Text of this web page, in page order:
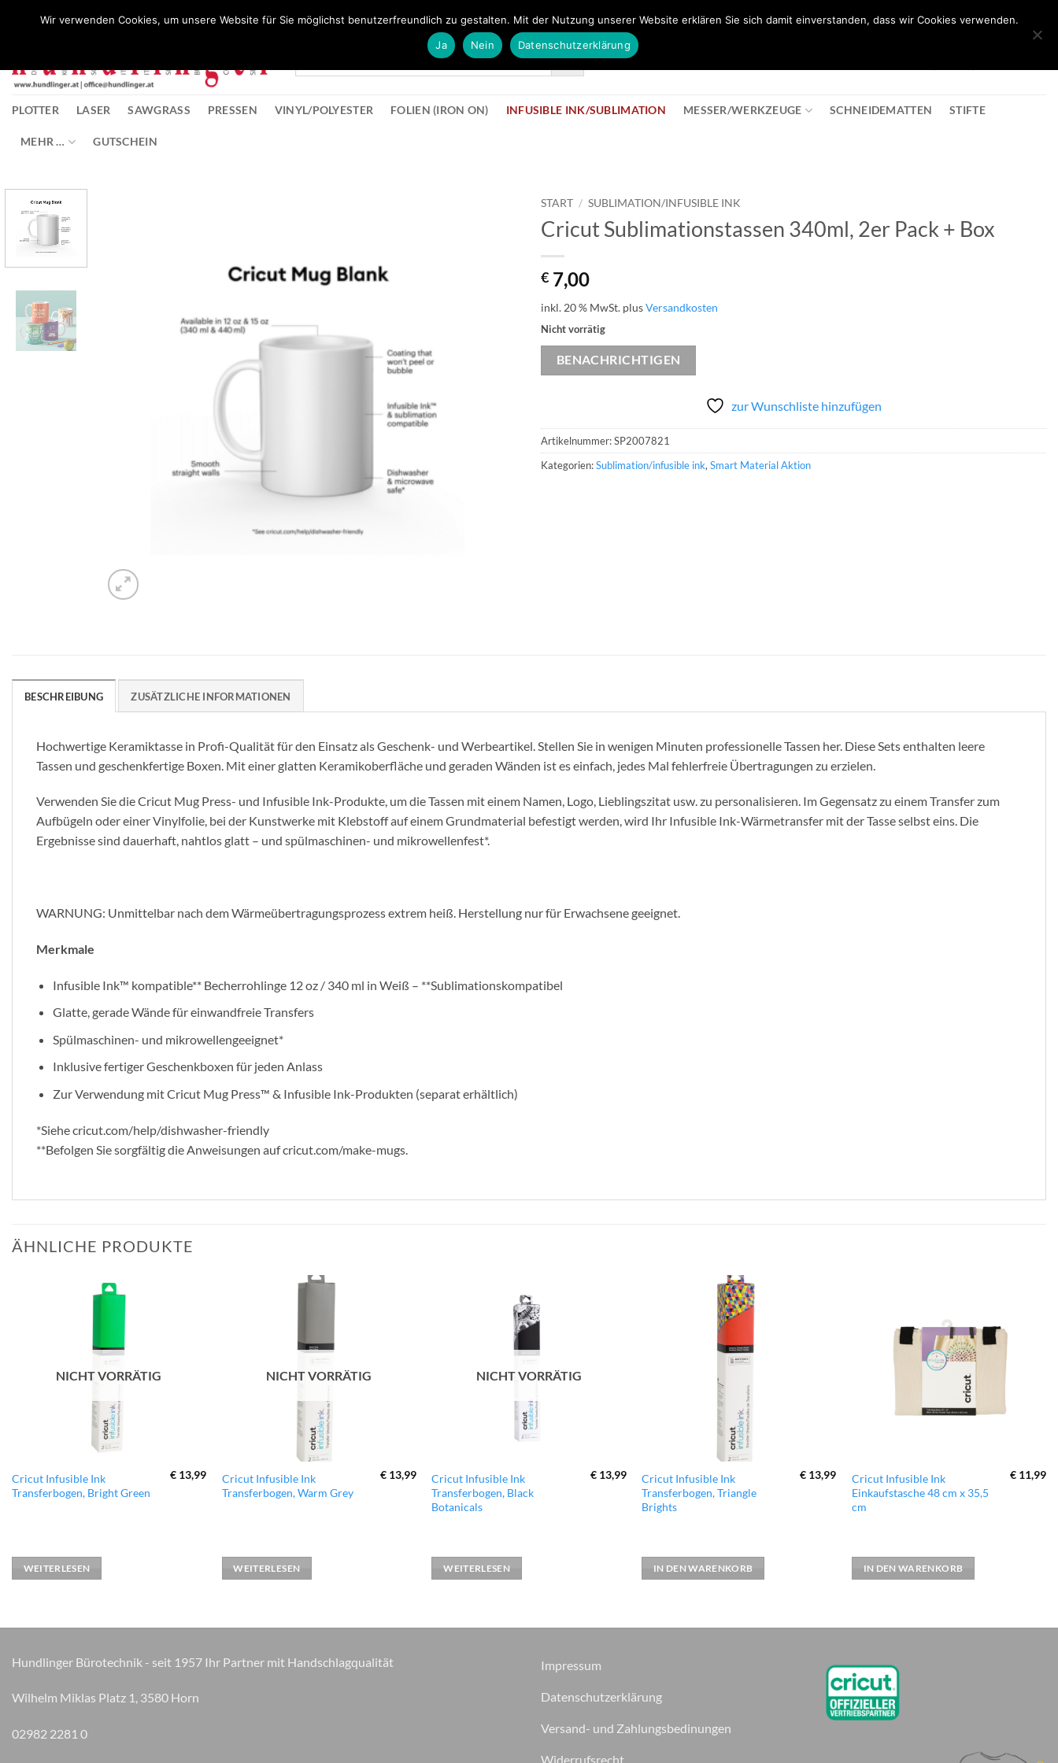
PLOTTER LASER SAWGRASS PRESSEN VINYL/POLYESTER FOLIEN (IRON ON) INFUSIBLE INK/SUBLIMATION MESSER/WERKZEUGE SCHNEIDEMATTEN STIFTE
MEHR … GUTSCHEIN
START / SUBLIMATION/INFUSIBLE INK
Cricut Sublimationstassen 340ml, 2er Pack + Box
€ 7,00
inkl. 20 % MwSt. plusVersandkosten
Nicht vorrätig
BENACHRICHTIGEN
zur Wunschliste hinzufügen
Artikelnummer:SP2007821
Kategorien:Sublimation/infusible ink, Smart Material Aktion
BESCHREIBUNG ZUSÄTZLICHE INFORMATIONEN
Hochwertige Keramiktasse in Profi-Qualität für den Einsatz als Geschenk- und Werbeartikel. Stellen Sie in wenigen Minuten professionelle Tassen her. Diese Sets enthalten leere
Tassen und geschenkfertige Boxen. Mit einer glatten Keramikoberfläche und geraden Wänden ist es einfach, jedes Mal fehlerfreie Übertragungen zu erzielen.
Verwenden Sie die Cricut Mug Press- und Infusible Ink-Produkte, um die Tassen mit einem Namen, Logo, Lieblingszitat usw. zu personalisieren. Im Gegensatz zu einem Transfer zum
Aufbügeln oder einer Vinylfolie, bei der Kunstwerke mit Klebstoff auf einem Grundmaterial befestigt werden, wird Ihr Infusible Ink-Wärmetransfer mit der Tasse selbst eins. Die
Ergebnisse sind dauerhaft, nahtlos glatt – und spülmaschinen- und mikrowellenfest*.
WARNUNG: Unmittelbar nach dem Wärmeübertragungsprozess extrem heiß. Herstellung nur für Erwachsene geeignet.
Merkmale
Infusible Ink™ kompatible** Becherrohlinge 12 oz / 340 ml in Weiß – **Sublimationskompatibel
Glatte, gerade Wände für einwandfreie Transfers
Spülmaschinen- und mikrowellengeeignet*
Inklusive fertiger Geschenkboxen für jeden Anlass
Zur Verwendung mit Cricut Mug Press™ & Infusible Ink-Produkten (separat erhältlich)
*Siehe cricut.com/help/dishwasher-friendly
**Befolgen Sie sorgfältig die Anweisungen auf cricut.com/make-mugs.
ÄHNLICHE PRODUKTE
NICHT VORRÄTIG
Cricut Infusible Ink
Transferbogen, Bright Green
€ 13,99
WEITERLESEN
NICHT VORRÄTIG
Cricut Infusible Ink
Transferbogen, Warm Grey
€13,99
WEITERLESEN
NICHT VORRÄTIG
Cricut Infusible Ink
Transferbogen, Black
Botanicals
€13,99
WEITERLESEN
Cricut Infusible Ink
Transferbogen, Triangle
Brights
€ 13,99
IN DEN WARENKORB
Wunschliste
hinzufügen
Cricut Infusible Ink
Einkaufstasche 48 cm x 35,5
cm
€ 11,99
IN DEN WARENKORB
Hundlinger Bürotechnik - seit 1957 Ihr Partner mit Handschlagqualität
Wilhelm Miklas Platz 1, 3580 Horn
02982 2281 0
Impressum
Datenschutzerklärung
Versand- und Zahlungsbedinungen
Widerrufsrecht
Wir verwenden Cookies, um unsere Website für Sie möglichst benutzerfreundlich zu gestalten. Mit der Nutzung unserer Website erklären Sie sich damit einverstanden, dass wir Cookies verwenden.
Ja
Nein Datenschutzerklärung